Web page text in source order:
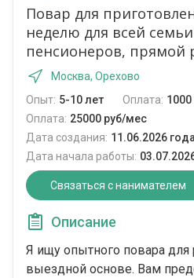
Повар для
неделю для всей
пенсионеров, прямой
Москва, Орехово
Опыт: 5-10 лет Оплата:
Оплата: 25000 руб/мес
Дата создания: 11.06.2026 года
Дата начала работы:
Связаться с нанимателем
Описание
Я ищу опытного повара
выездной основе. Вам